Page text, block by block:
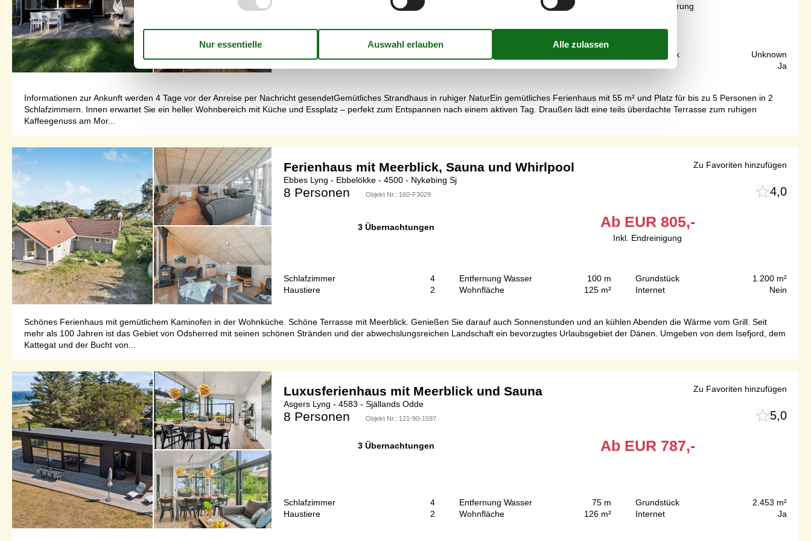
Inkl. Endreinigung und Versicherung
Grundstück
Unknown
Ja
Informationen zur Ankunft werden 4 Tage vor der Anreise per Nachricht gesendetGemütliches Strandhaus in ruhiger NaturEin gemütliches Ferienhaus mit 55 m² und Platz für bis zu 5 Personen in 2
Schlafzimmern. Innen erwartet Sie ein heller Wohnbereich mit Küche und Essplatz – perfekt zum Entspannen nach einem aktiven Tag. Draußen lädt eine teils überdachte Terrasse zum ruhigen
Kaffeegenuss am Mor...
Ferienhaus mit Meerblick, Sauna und Whirlpool
Ebbes Lyng - Ebbelökke - 4500 - Nykøbing Sj
8 Personen Objekt Nr.: 160-F3029 4,0
3 Übernachtungen Ab EUR 805,-
Inkl. Endreinigung
Schlafzimmer
4
Haustiere
2
Entfernung Wasser
100 m
Wohnfläche
125 m²
Grundstück
1.200 m²
Internet
Nein
Schönes Ferienhaus mit gemütlichem Kaminofen in der Wohnküche. Schöne Terrasse mit Meerblick. Genießen Sie darauf auch Sonnenstunden und an kühlen Abenden die Wärme vom Grill. Seit
mehr als 100 Jahren ist das Gebiet von Odsherred mit seinen schönen Stränden und der abwechslungsreichen Landschaft ein bevorzugtes Urlaubsgebiet der Dänen. Umgeben von dem Isefjord, dem
Kattegat und der Bucht von...
Zu Favoriten hinzufügen
Luxusferienhaus mit Meerblick und Sauna
Asgers Lyng - 4583 - Själlands Odde
8 Personen Objekt Nr.: 121-90-1597 5,0
3 Übernachtungen Ab EUR 787,-
Schlafzimmer
4
Haustiere
2
Entfernung Wasser
75 m
Wohnfläche
126 m²
Grundstück
2.453 m²
Internet
Ja
Zu Favoriten hinzufügen